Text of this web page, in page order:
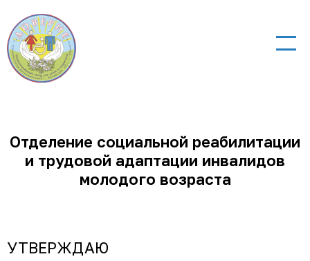
Отделение социальной реабилитации
и трудовой адаптации инвалидов
молодого возраста
УТВЕРЖДАЮ